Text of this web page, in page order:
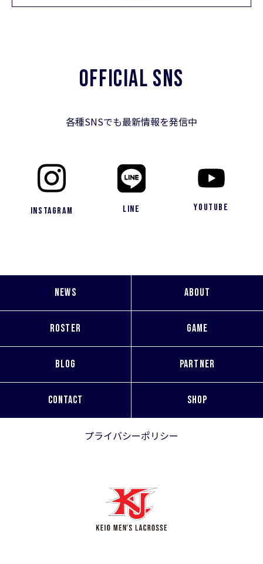
OFFICIAL SNS
各種SNSでも最新情報を発信中
Instagram LINE YouTube
NEWS ABOUT
ROSTER GAME
BLOG PARTNER
CONTACT SHOP
プライバシーポリシー